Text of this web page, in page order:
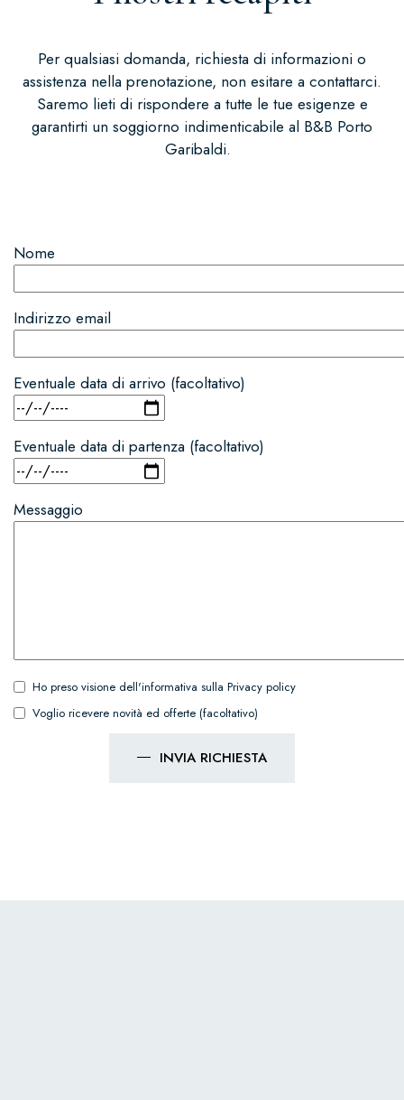
Per qualsiasi domanda, richiesta di informazioni o
assistenza nella prenotazione, non esitare a contattarci.
Saremo lieti di rispondere a tutte le tue esigenze e
garantirti un soggiorno indimenticabile al B&B Porto
Garibaldi.
Nome
Indirizzo email
Eventuale data di arrivo (facoltativo)
Eventuale data di partenza (facoltativo)
Messaggio
Ho preso visione dell'informativa sulla Privacy policy
Voglio ricevere novità ed offerte (facoltativo)
INVIA RICHIESTA